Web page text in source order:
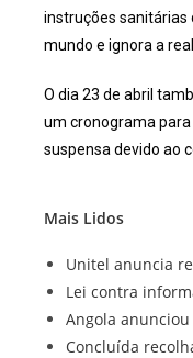
instruções sanitárias
mundo e ignora a
O dia 23 de abril
um cronograma para
suspensa devido ao
Mais Lidos
Unitel anuncia
Lei contra
Angola
Concluída